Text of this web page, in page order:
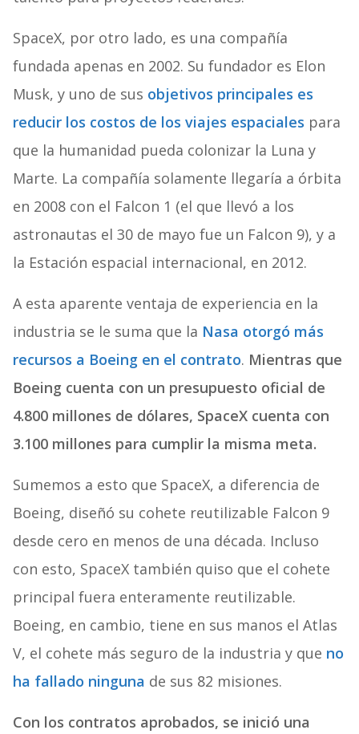
SpaceX, por otro lado, es una compañía
fundada apenas en 2002. Su fundador es Elon
Musk, y uno de sus objetivos principales es
reducir los costos de los viajes espaciales para
que la humanidad pueda colonizar la Luna y
Marte. La compañía solamente llegaría a órbita
en 2008 con el Falcon 1 (el que llevó a los
astronautas el 30 de mayo fue un Falcon 9), y a
la Estación espacial internacional, en 2012.
A esta aparente ventaja de experiencia en la
industria se le suma que la Nasa otorgó más
recursos a Boeing en el contrato. Mientras que
Boeing cuenta con un presupuesto oficial de
4.800 millones de dólares, SpaceX cuenta con
3.100 millones para cumplir la misma meta.
Sumemos a esto que SpaceX, a diferencia de
Boeing, diseñó su cohete reutilizable Falcon 9
desde cero en menos de una década. Incluso
con esto, SpaceX también quiso que el cohete
principal fuera enteramente reutilizable.
Boeing, en cambio, tiene en sus manos el Atlas
V, el cohete más seguro de la industria y que no
ha fallado ninguna de sus 82 misiones.
Con los contratos aprobados, se inició una